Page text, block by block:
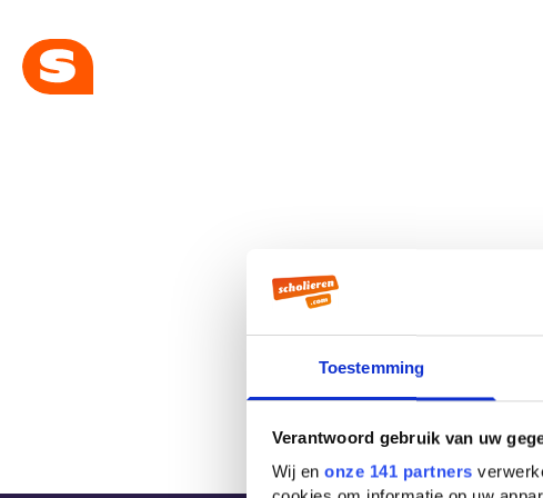
Toestemming
Verantwoord gebruik van uw
Wij en onze 141 partners